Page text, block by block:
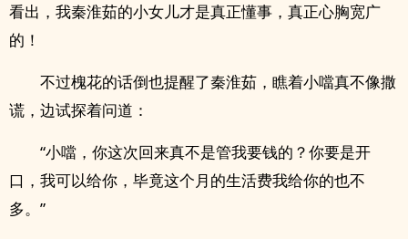
看出，我秦淮茹的小女儿才是真正懂事，真正心胸宽广
的！
不过槐花的话倒也提醒了秦淮茹，瞧着小噹真不像撒
谎，边试探着问道：
“小噹，你这次回来真不是管我要钱的？你要是开
口，我可以给你，毕竟这个月的生活费我给你的也不
多。”